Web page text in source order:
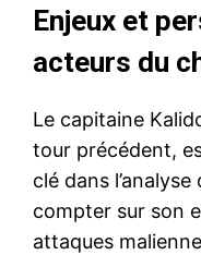
Enjeux et
acteurs du
Le capitaine
tour précédent,
clé dans
compter sur son
attaques